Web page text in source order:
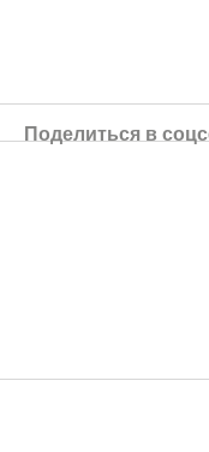
Поделиться в